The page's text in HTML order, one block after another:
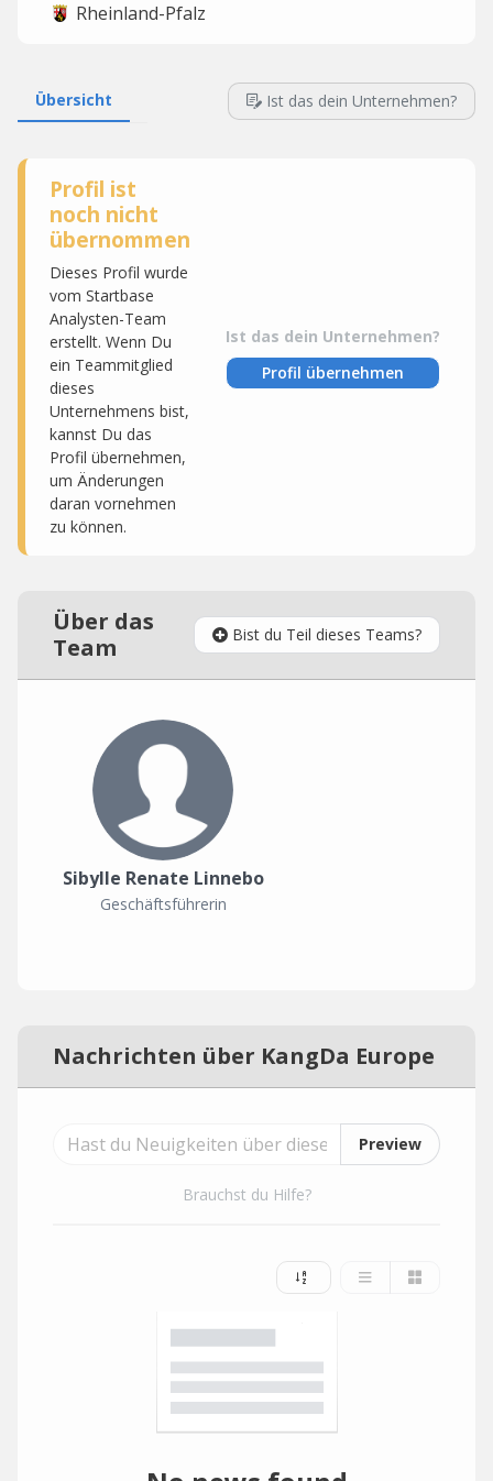
Rheinland-Pfalz
Übersicht Ist das dein Unternehmen?
Profil ist
noch nicht
übernommen
Dieses Profil wurde
vom Startbase
Analysten-Team
erstellt. Wenn Du
ein Teammitglied
dieses
Unternehmens bist,
kannst Du das
Profil übernehmen,
um Änderungen
daran vornehmen
zu können.
Ist das dein Unternehmen?
Profil übernehmen
Über das
Team
Bist du Teil dieses Teams?
Sibylle Renate Linnebo
Geschäftsführerin
Nachrichten über KangDa Europe
Preview
Brauchst du Hilfe?